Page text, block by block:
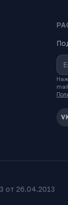
от 26.04.2013